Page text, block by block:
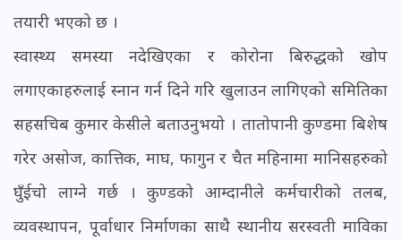
तयारी भएको छ ।
स्वास्थ्य समस्या नदेखिएका र कोरोना बिरुद्धको खोप
लगाएकाहरुलाई स्नान गर्न दिने गरि खुलाउन लागिएको समितिका
सहसचिब कुमार केसीले बताउनुभयो । तातोपानी कुण्डमा बिशेष
गरेर असोज, कात्तिक, माघ, फागुन र चैत महिनामा मानिसहरुको
घुँईचो लाग्ने गर्छ । कुण्डको आम्दानीले कर्मचारीको तलब,
व्यवस्थापन, पूर्वाधार निर्माणका साथै स्थानीय सरस्वती माविका